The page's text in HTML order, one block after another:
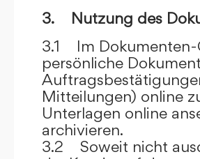
3. Nutzung des
3.1 Im Dokumenten-
persönliche
Mitteilungen) online
Unterlagen online
archivieren.
3.2 Soweit nicht